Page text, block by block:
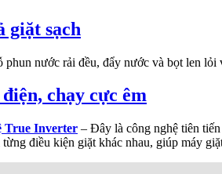
giặt sạch
nước rải đều, đẩy nước và bọt len lỏi
chạy cực êm
True Inverter – Đây là công nghệ tiên
điều kiện giặt khác nhau, giúp máy